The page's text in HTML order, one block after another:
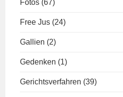
Fotos (67)
Free Jus (24)
Gallien (2)
Gedenken (1)
Gerichtsverfahren (39)